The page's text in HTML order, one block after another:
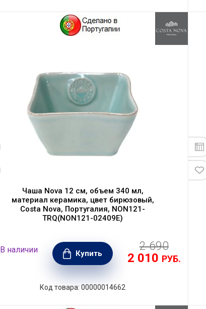
Чаша Nova 12 см, объем 340 мл,
материал керамика, цвет бирюзовый,
Costa Nova, Португалия, NON121-
TRQ(NON121-02409E)
В наличии Купить
2 690
2 010 РУБ.
Код товара: 00000014662